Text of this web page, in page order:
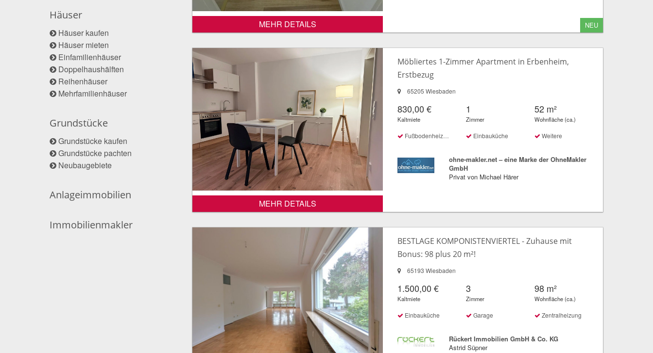
Häuser
Häuser kaufen
Häuser mieten
Einfamilienhäuser
Doppelhaushälften
Reihenhäuser
Mehrfamilienhäuser
Grundstücke
Grundstücke kaufen
Grundstücke pachten
Neubaugebiete
Anlageimmobilien
Immobilienmakler
MEHR DETAILS NEU
MEHR DETAILS
Möbliertes 1-Zimmer Apartment in Erbenheim,
Erstbezug
65205 Wiesbaden
830,00 €
Kaltmiete
1
Zimmer
52 m²
Wohnfläche (ca.)
Fußbodenheizung Einbauküche Weitere
ohne-makler.net – eine Marke der OhneMakler
GmbH
Privat von Michael Härer
BESTLAGE KOMPONISTENVIERTEL - Zuhause mit
Bonus: 98 plus 20 m²!
65193 Wiesbaden
1.500,00 €
Kaltmiete
3
Zimmer
98 m²
Wohnfläche (ca.)
Einbauküche Garage Zentralheizung
Rückert Immobilien GmbH & Co. KG
Astrid Süpner